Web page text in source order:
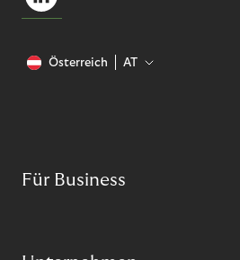
Österreich AT
Für Business